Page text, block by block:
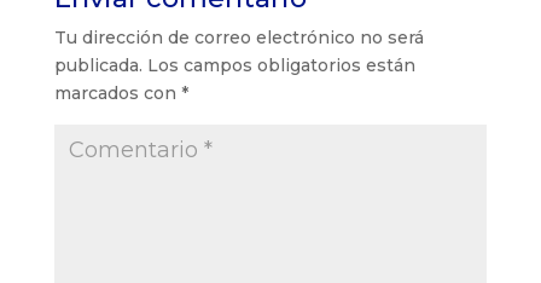
Tu dirección de correo electrónico no será
publicada. Los campos obligatorios están
marcados con *